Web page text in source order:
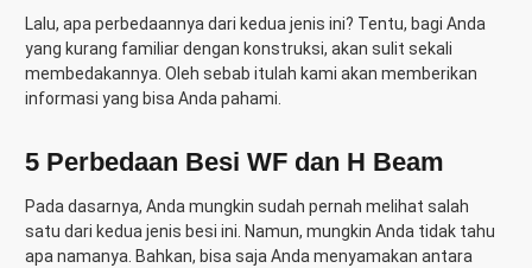
Lalu, apa perbedaannya dari kedua jenis ini? Tentu, bagi Anda
yang kurang familiar dengan konstruksi, akan sulit sekali
membedakannya. Oleh sebab itulah kami akan memberikan
informasi yang bisa Anda pahami.
5 Perbedaan Besi WF dan H Beam
Pada dasarnya, Anda mungkin sudah pernah melihat salah
satu dari kedua jenis besi ini. Namun, mungkin Anda tidak tahu
apa namanya. Bahkan, bisa saja Anda menyamakan antara